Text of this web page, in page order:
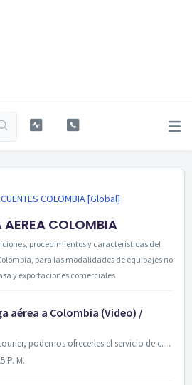
COLOMBIA [Global]
COLOMBIA
procedimientos y características del
para las modalidades de equipajes no
y exportaciones comerciales
aérea a Colombia (Video) /
Adicional al servicio courier, podemos ofrecerles el servicio de carga general, para expediciones que requieren corte de máster única, y pudiendo recoger l...
P. M.